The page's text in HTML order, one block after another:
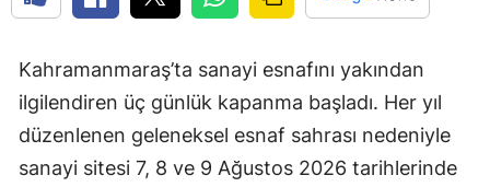
Kahramanmaraş’ta sanayi esnafını yakından
ilgilendiren üç günlük kapanma başladı. Her yıl
düzenlenen geleneksel esnaf sahrası nedeniyle
sanayi sitesi 7, 8 ve 9 Ağustos 2026 tarihlerinde